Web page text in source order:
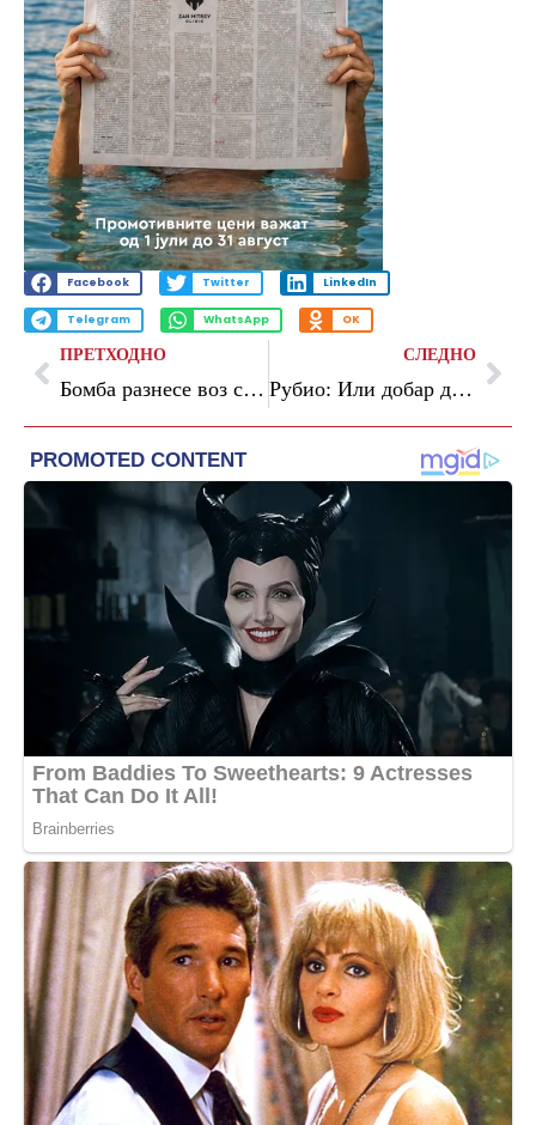
Facebook Twitter LinkedIn
Telegram WhatsApp OK
ПРЕТХОДНО
Бомба разнесе воз со воен персонал во Пакистан
СЛЕДНО
Рубио: Или добар договор со Иран, или ќе се справиме со нив на поинаков начин